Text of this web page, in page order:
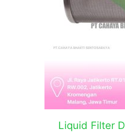
Liquid Filter